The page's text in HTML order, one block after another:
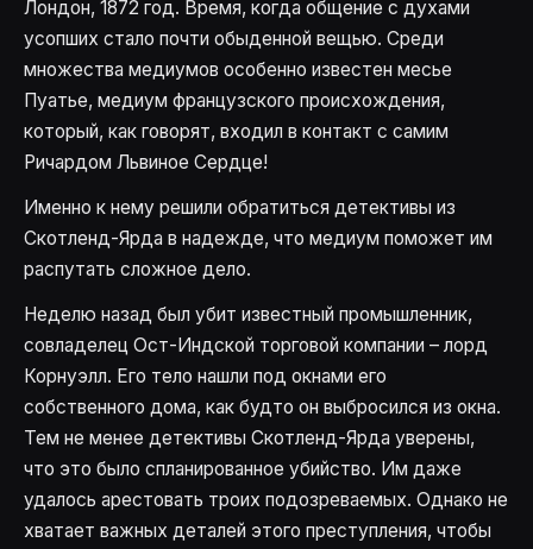
Лондон, 1872 год. Время, когда общение с духами
усопших стало почти обыденной вещью. Среди
множества медиумов особенно известен месье
Пуатье, медиум французского происхождения,
который, как говорят, входил в контакт с самим
Ричардом Львиное Сердце!
Именно к нему решили обратиться детективы из
Скотленд-Ярда в надежде, что медиум поможет им
распутать сложное дело.
Неделю назад был убит известный промышленник,
совладелец Ост-Индской торговой компании – лорд
Корнуэлл. Его тело нашли под окнами его
собственного дома, как будто он выбросился из окна.
Тем не менее детективы Скотленд-Ярда уверены,
что это было спланированное убийство. Им даже
удалось арестовать троих подозреваемых. Однако не
хватает важных деталей этого преступления, чтобы